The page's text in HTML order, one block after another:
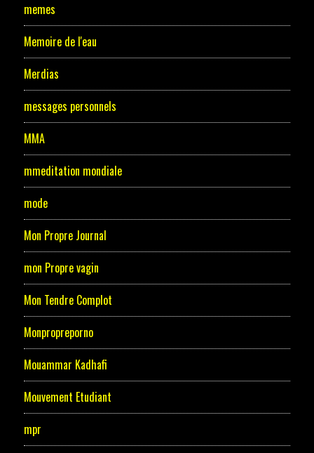
memes
Memoire de l'eau
Merdias
messages personnels
MMA
mmeditation mondiale
mode
Mon Propre Journal
mon Propre vagin
Mon Tendre Complot
Monpropreporno
Mouammar Kadhafi
Mouvement Etudiant
mpr